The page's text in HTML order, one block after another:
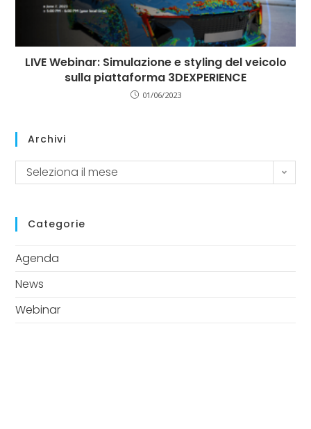
LIVE Webinar: Simulazione e styling del veicolo
sulla piattaforma 3DEXPERIENCE
01/06/2023
Archivi
Seleziona il mese
Categorie
Agenda
News
Webinar